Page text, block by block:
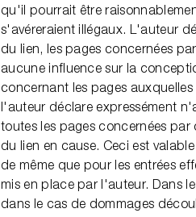
qu'il pourrait être
s'avéreraient illégaux. L'auteur
du lien, les pages concernées
aucune influence sur la
concernant les pages
l'auteur déclare expressément
toutes les pages concernées par
du lien en cause. Ceci est
de même que pour les entrées
mis en place par l'auteur. Dans
dans le cas de dommages